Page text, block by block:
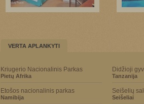
VERTA APLANKYTI
Kriugerio Nacionalinis Parkas
Pietų Afrika
Etošos nacionalinis parkas
Namibija
Didžioji
Tanzanija
Seišelių
Seišeliai